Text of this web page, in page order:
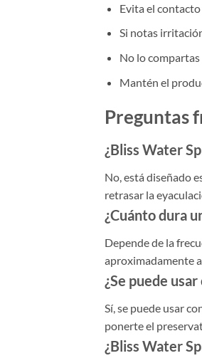
Evita el contacto
Si notas
No lo
Mantén el
Preguntas
¿Bliss Water
No, está diseñado
retrasar la
¿Cuánto dura
Depende de la
aproximadamente
¿Se puede
Sí, se puede usar
ponerte el
¿Bliss Water